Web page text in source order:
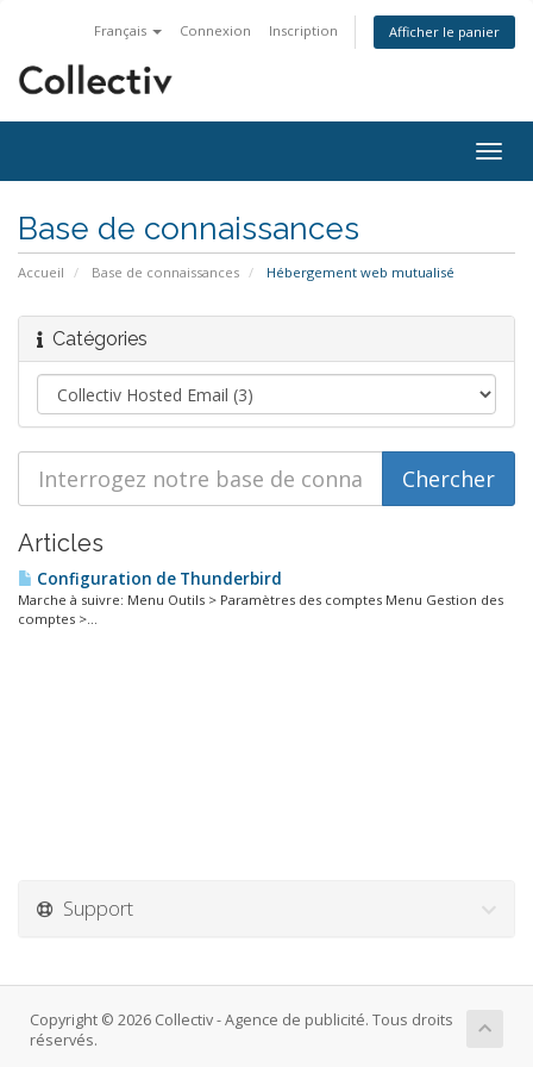
Français Connexion Inscription Afficher le panier
la
Base de connaissances
Accueil Base de connaissances Hébergement web mutualisé
Catégories
Articles
Configuration de Thunderbird
Marche à suivre: Menu Outils > Paramètres des comptes Menu Gestion des
comptes >...
Support
Copyright © 2026 Collectiv - Agence de publicité. Tous droits
réservés.